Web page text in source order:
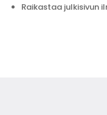
Raikastaa julkisivun